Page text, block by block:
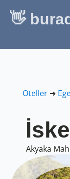
👋
Oteller➜
Akyaka